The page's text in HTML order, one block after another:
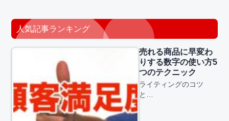
人気記事ランキング
売れる商品に早変わ
りする数字の使い方5
つのテクニック
ライティングのコツ
と…